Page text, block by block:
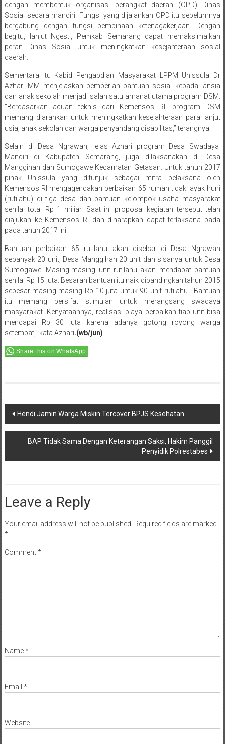
dengan membentuk organisasi perangkat daerah (OPD) Dinas
Sosial secara mandiri. Fungsi yang dijalankan OPD itu sebelumnya
bergabung dengan fungsi pembinaan ketenagakerjaan. Dengan
begitu, lanjut Ngesti, Pemkab Semarang dapat memaksimalkan
peran Dinas Sosial untuk meningkatkan kesejahteraan sosial
daerah.
Sementara itu Kabid Pengabdian Masyarakat LPPM Unissula Dr
Azhari MM menjelaskan pemberian bantuan sosial kepada lansia
dan anak sekolah menjadi salah satu amanat utama program DSM.
“Berdasarkan acuan teknis dari Kemensos RI, program DSM
memang diarahkan untuk meningkatkan kesejahteraan para lanjut
usia, anak sekolah dan warga penyandang disabilitas,” terangnya.
Selain di Desa Ngrawan, jelas Azhari program Desa Swadaya
Mandiri di Kabupaten Semarang, juga dilaksanakan di Desa
Manggihan dan Sumogawe Kecamatan Getasan. Untuk tahun 2017
pihak Unissula yang ditunjuk sebagai mitra pelaksana oleh
Kemensos RI mengagendakan perbaikan 65 rumah tidak layak huni
(rutilahu) di tiga desa dan bantuan kelompok usaha masyarakat
senilai total Rp 1 miliar. Saat ini proposal kegiatan tersebut telah
diajukan ke Kemensos RI dan diharapkan dapat terlaksana pada
pada tahun 2017 ini.
Bantuan perbaikan 65 rutilahu akan disebar di Desa Ngrawan
sebanyak 20 unit, Desa Manggihan 20 unit dan sisanya untuk Desa
Sumogawe. Masing-masing unit rutilahu akan mendapat bantuan
senilai Rp 15 juta. Besaran bantuan itu naik dibandingkan tahun 2015
sebesar masing-masing Rp 10 juta untuk 90 unit rutilahu. “Bantuan
itu memang bersifat stimulan untuk merangsang swadaya
masyarakat. Kenyataannya, realisasi biaya perbaikan tiap unit bisa
mencapai Rp 30 juta karena adanya gotong royong warga
setempat,” kata Azhari.(wb/jun)
Share this on WhatsApp
Post
navigation
Hendi Jamin Warga Miskin Tercover BPJS Kesehatan
BAP Tidak Sama Dengan Keterangan Saksi, Hakim Panggil
Penyidik Polrestabes
Leave a Reply
Your email address will not be published. Required fields are marked
*
Comment*
Name*
Email *
Website